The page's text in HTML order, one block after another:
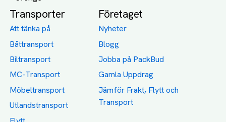
Transporter
Att tänka på
Båttransport
Biltransport
MC-Transport
Möbeltransport
Utlandstransport
Företaget
Nyheter
Blogg
Jobba på PackBud
Gamla Uppdrag
Jämför Frakt, Flytt och
Transport